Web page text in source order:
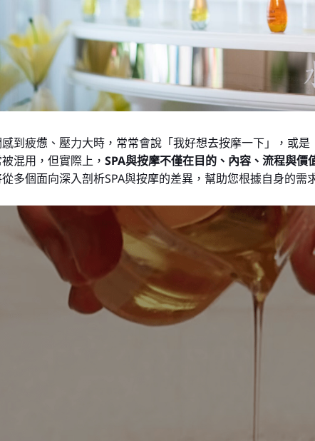
到疲憊、壓力大時，常常會說「我好想去按摩一下」，或
混用，但實際上， SPA與按摩不僅在目的、內容、流程與價
多個面向深入剖析SPA與按摩的差異，幫助您根據自身的需